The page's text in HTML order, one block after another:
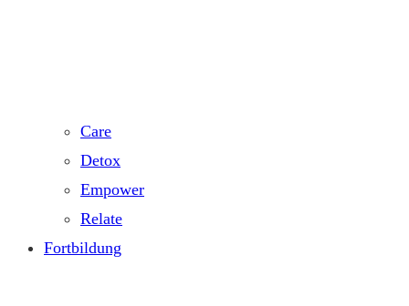
Care
Detox
Empower
Relate
Fortbildung